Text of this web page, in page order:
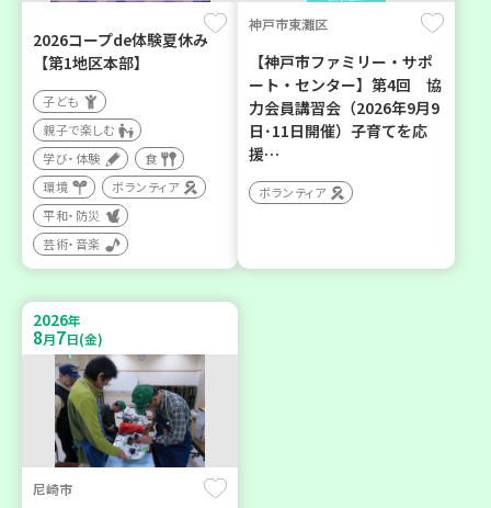
2026コープde体験夏休み
【第1地区本部】
子ども
親子で楽しむ
学び・体験
食
環境
ボランティア
平和・防災
芸術・音楽
神戸市東灘区
【神戸市ファミリー・サポ
ート・センター】第4回 協
力会員講習会（2026年9月9
日･11日開催）子育てを応
援…
ボランティア
2026年
8月7日(金)
尼崎市